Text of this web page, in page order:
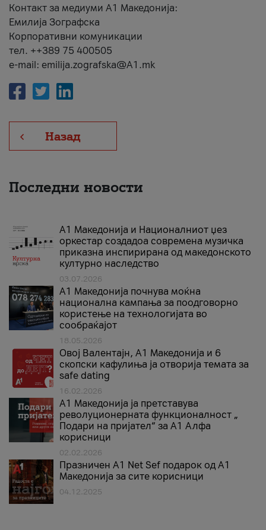
Контакт за медиуми А1 Македонија:
Емилија Зографска
Корпоративни комуникации
тел. ++389 75 400505
e-mail: emilija.zografska@A1.mk
Назад
Последни новости
А1 Македонија и Националниот џез
оркестар создадоа современа музичка
приказна инспирирана од македонското
културно наследство
03.07.2026
A1 Македонија почнува моќна
национална кампања за поодговорно
користење на технологијата во
сообраќајот
18.05.2026
Овој Валентајн, A1 Македонија и 6
скопски кафулиња ја отворија темата за
safe dating
16.02.2026
А1 Македонија ја претставува
револуционерната функционалност „
Подари на пријател“ за А1 Алфа
корисници
02.02.2026
Празничен A1 Net Sеf подарок од А1
Македонија за сите корисници
04.12.2025